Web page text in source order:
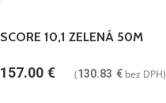
SCORE 10,1 ZELENÁ 50M
157.00 € (130.83 € bez DPH)